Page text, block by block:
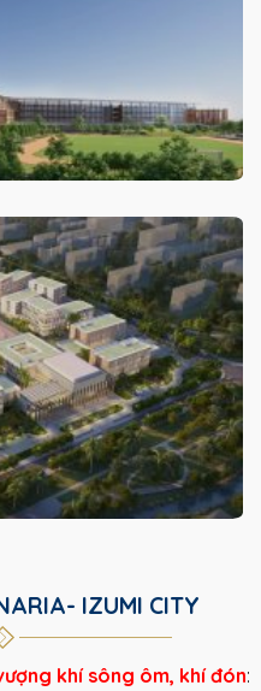
IZUMI CITY
khí sông ôm, khí đón: